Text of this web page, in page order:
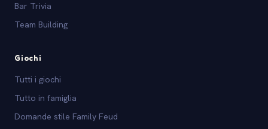
Bar Trivia
Team Building
Giochi
Tutti i giochi
Tutto in famiglia
Domande stile Family Feud